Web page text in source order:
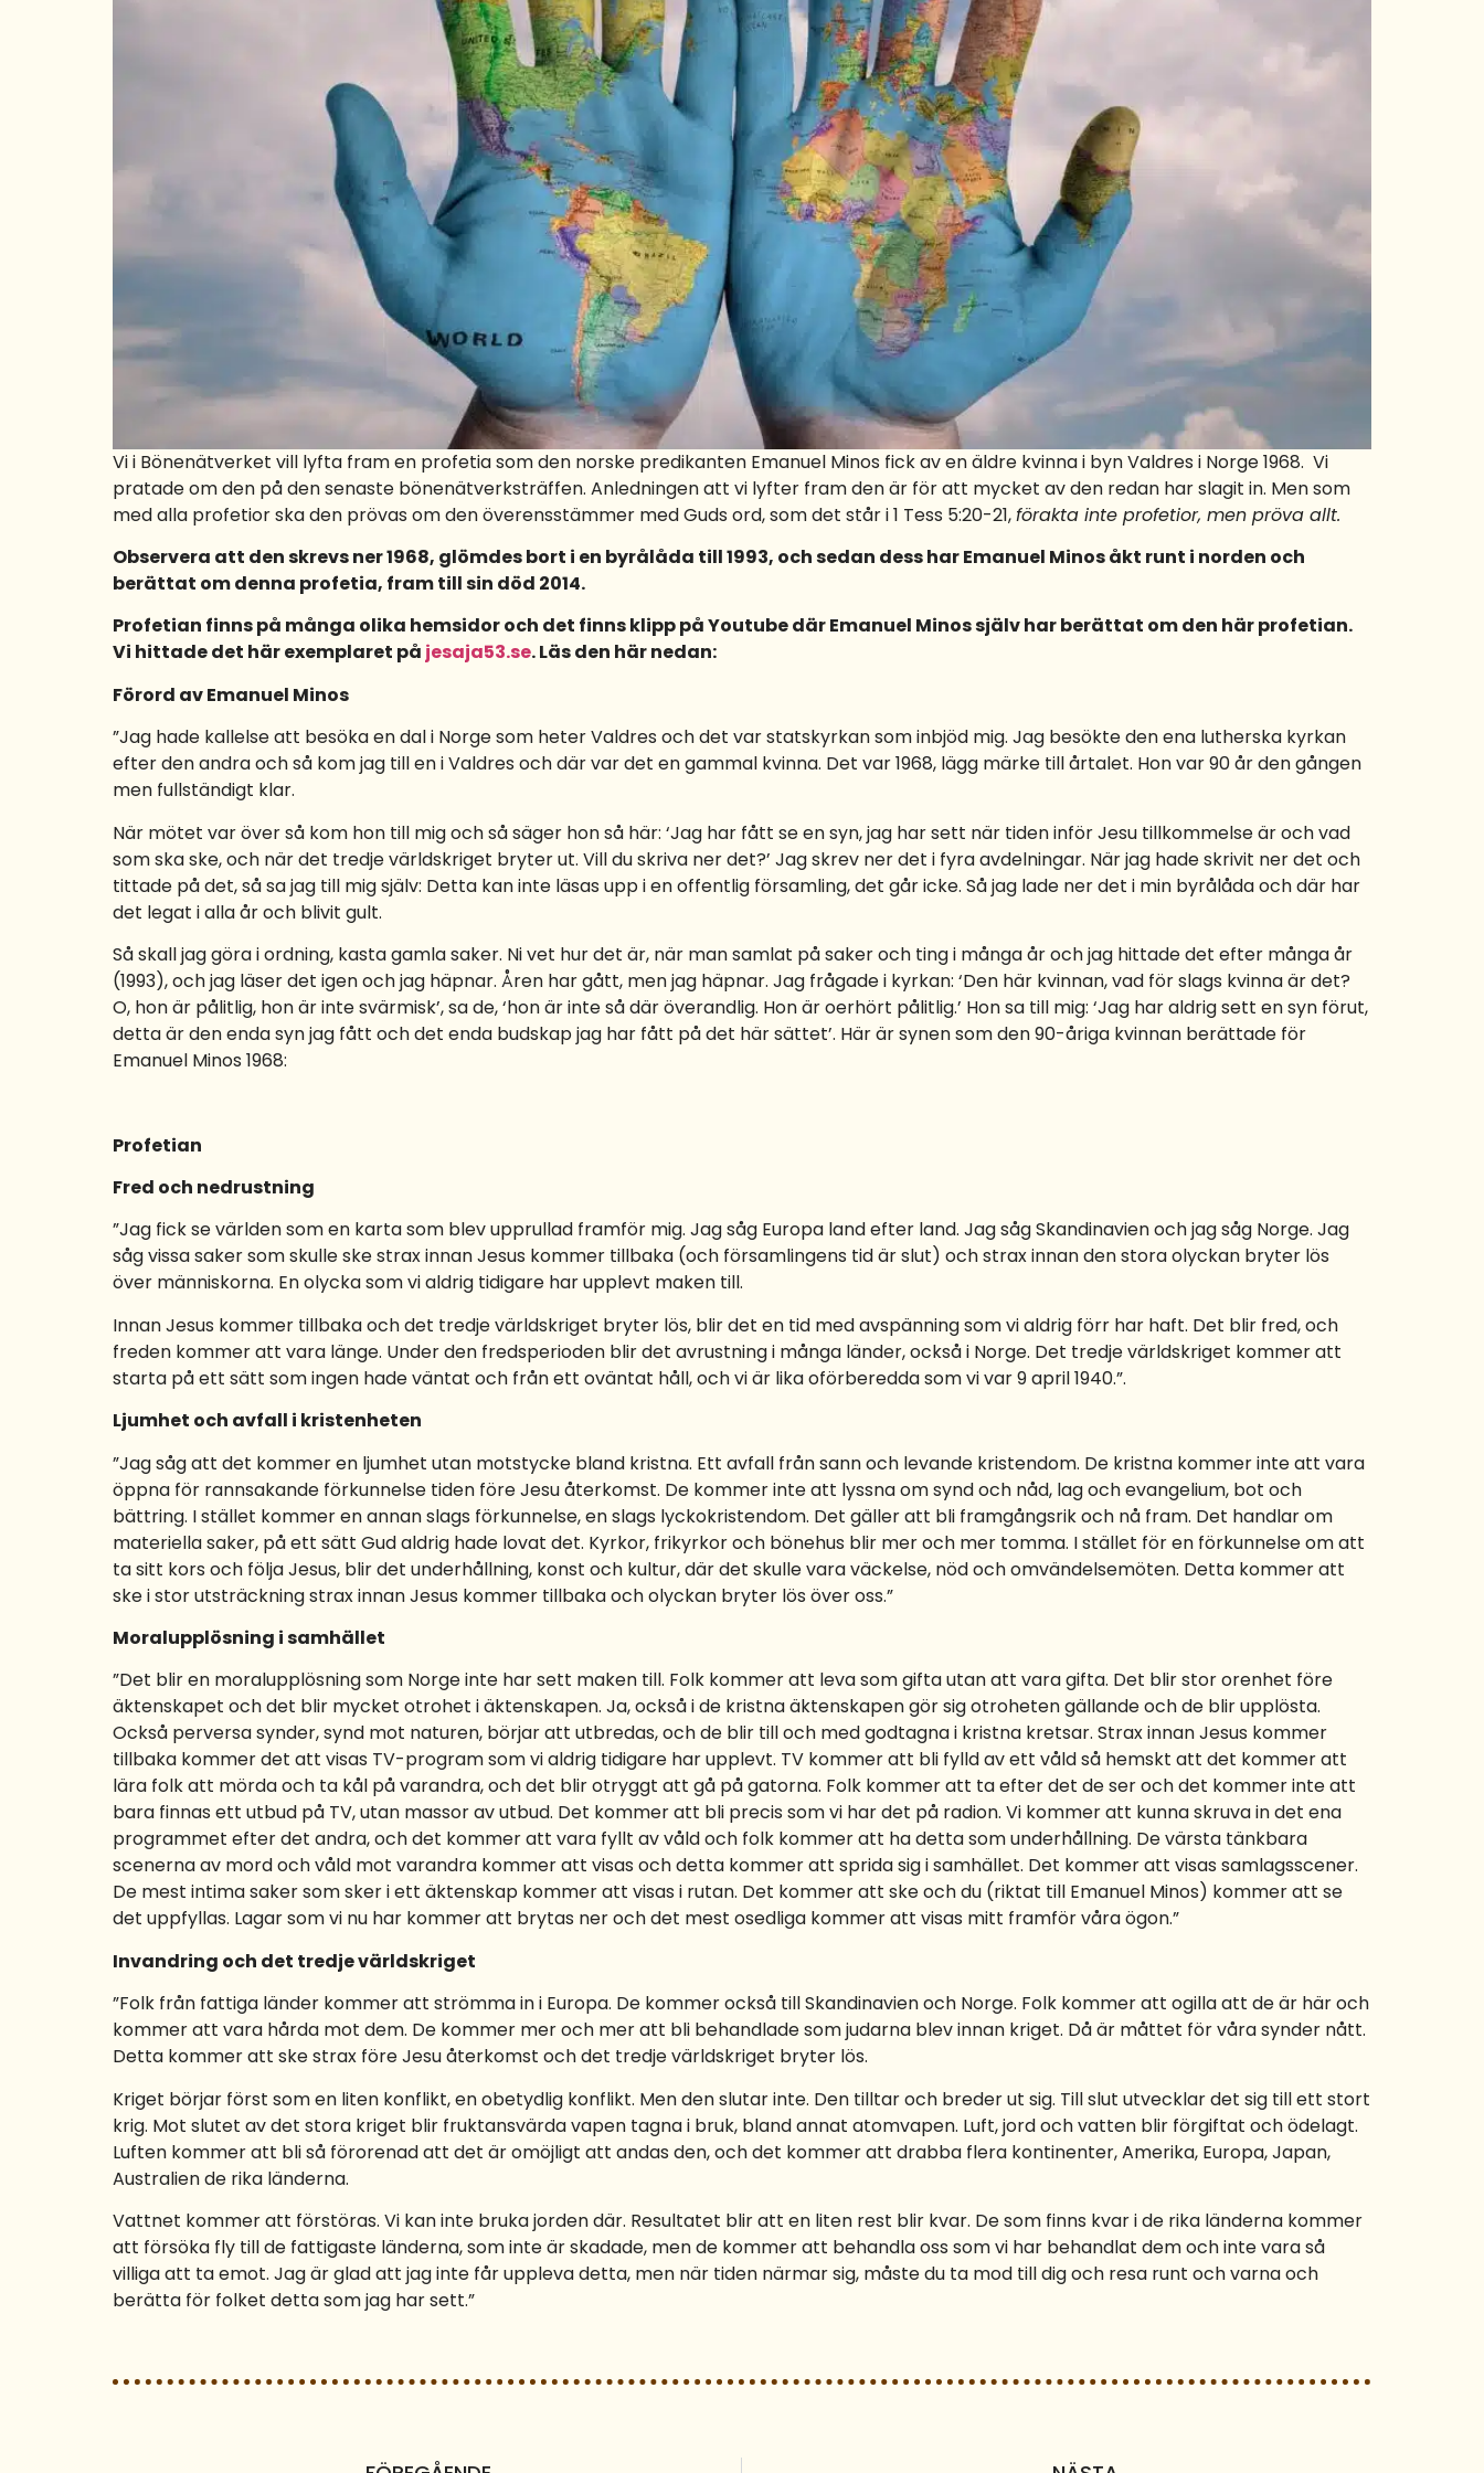
Vi i Bönenätverket vill lyfta fram en profetia som den norske predikanten Emanuel Minos fick av en äldre kvinna i byn Valdres i Norge 1968. Vi
pratade om den på den senaste bönenätverksträffen. Anledningen att vi lyfter fram den är för att mycket av den redan har slagit in. Men som
med alla profetior ska den prövas om den överensstämmer med Guds ord, som det står i 1 Tess 5:20-21,förakta inte profetior, men pröva allt.
Observera att den skrevs ner 1968, glömdes bort i en byrålåda till 1993, och sedan dess har Emanuel Minos åkt runt i norden och
berättat om denna profetia, fram till sin död 2014.
Profetian finns på många olika hemsidor och det finns klipp på Youtube där Emanuel Minos själv har berättat om den här profetian.
Vi hittade det här exemplaret på jesaja53.se. Läs den här nedan:
Förord av Emanuel Minos
”Jag hade kallelse att besöka en dal i Norge som heter Valdres och det var statskyrkan som inbjöd mig. Jag besökte den ena lutherska kyrkan
efter den andra och så kom jag till en i Valdres och där var det en gammal kvinna. Det var 1968, lägg märke till årtalet. Hon var 90 år den gången
men fullständigt klar.
När mötet var över så kom hon till mig och så säger hon så här: ‘Jag har fått se en syn, jag har sett när tiden inför Jesu tillkommelse är och vad
som ska ske, och när det tredje världskriget bryter ut. Vill du skriva ner det?’ Jag skrev ner det i fyra avdelningar. När jag hade skrivit ner det och
tittade på det, så sa jag till mig själv: Detta kan inte läsas upp i en offentlig församling, det går icke. Så jag lade ner det i min byrålåda och där har
det legat i alla år och blivit gult.
Så skall jag göra i ordning, kasta gamla saker. Ni vet hur det är, när man samlat på saker och ting i många år och jag hittade det efter många år
(1993), och jag läser det igen och jag häpnar. Åren har gått, men jag häpnar. Jag frågade i kyrkan: ‘Den här kvinnan, vad för slags kvinna är det?
O, hon är pålitlig, hon är inte svärmisk’, sa de, ‘hon är inte så där överandlig. Hon är oerhört pålitlig.’ Hon sa till mig: ‘Jag har aldrig sett en syn förut,
detta är den enda syn jag fått och det enda budskap jag har fått på det här sättet’. Här är synen som den 90-åriga kvinnan berättade för
Emanuel Minos 1968:
Profetian
Fred och nedrustning
”Jag fick se världen som en karta som blev upprullad framför mig. Jag såg Europa land efter land. Jag såg Skandinavien och jag såg Norge. Jag
såg vissa saker som skulle ske strax innan Jesus kommer tillbaka (och församlingens tid är slut) och strax innan den stora olyckan bryter lös
över människorna. En olycka som vi aldrig tidigare har upplevt maken till.
Innan Jesus kommer tillbaka och det tredje världskriget bryter lös, blir det en tid med avspänning som vi aldrig förr har haft. Det blir fred, och
freden kommer att vara länge. Under den fredsperioden blir det avrustning i många länder, också i Norge. Det tredje världskriget kommer att
starta på ett sätt som ingen hade väntat och från ett oväntat håll, och vi är lika oförberedda som vi var 9 april 1940.”.
Ljumhet och avfall i kristenheten
”Jag såg att det kommer en ljumhet utan motstycke bland kristna. Ett avfall från sann och levande kristendom. De kristna kommer inte att vara
öppna för rannsakande förkunnelse tiden före Jesu återkomst. De kommer inte att lyssna om synd och nåd, lag och evangelium, bot och
bättring. I stället kommer en annan slags förkunnelse, en slags lyckokristendom. Det gäller att bli framgångsrik och nå fram. Det handlar om
materiella saker, på ett sätt Gud aldrig hade lovat det. Kyrkor, frikyrkor och bönehus blir mer och mer tomma. I stället för en förkunnelse om att
ta sitt kors och följa Jesus, blir det underhållning, konst och kultur, där det skulle vara väckelse, nöd och omvändelsemöten. Detta kommer att
ske i stor utsträckning strax innan Jesus kommer tillbaka och olyckan bryter lös över oss.”
Moralupplösning i samhället
”Det blir en moralupplösning som Norge inte har sett maken till. Folk kommer att leva som gifta utan att vara gifta. Det blir stor orenhet före
äktenskapet och det blir mycket otrohet i äktenskapen. Ja, också i de kristna äktenskapen gör sig otroheten gällande och de blir upplösta.
Också perversa synder, synd mot naturen, börjar att utbredas, och de blir till och med godtagna i kristna kretsar. Strax innan Jesus kommer
tillbaka kommer det att visas TV-program som vi aldrig tidigare har upplevt. TV kommer att bli fylld av ett våld så hemskt att det kommer att
lära folk att mörda och ta kål på varandra, och det blir otryggt att gå på gatorna. Folk kommer att ta efter det de ser och det kommer inte att
bara finnas ett utbud på TV, utan massor av utbud. Det kommer att bli precis som vi har det på radion. Vi kommer att kunna skruva in det ena
programmet efter det andra, och det kommer att vara fyllt av våld och folk kommer att ha detta som underhållning. De värsta tänkbara
scenerna av mord och våld mot varandra kommer att visas och detta kommer att sprida sig i samhället. Det kommer att visas samlagsscener.
De mest intima saker som sker i ett äktenskap kommer att visas i rutan. Det kommer att ske och du (riktat till Emanuel Minos) kommer att se
det uppfyllas. Lagar som vi nu har kommer att brytas ner och det mest osedliga kommer att visas mitt framför våra ögon.”
Invandring och det tredje världskriget
”Folk från fattiga länder kommer att strömma in i Europa. De kommer också till Skandinavien och Norge. Folk kommer att ogilla att de är här och
kommer att vara hårda mot dem. De kommer mer och mer att bli behandlade som judarna blev innan kriget. Då är måttet för våra synder nått.
Detta kommer att ske strax före Jesu återkomst och det tredje världskriget bryter lös.
Kriget börjar först som en liten konflikt, en obetydlig konflikt. Men den slutar inte. Den tilltar och breder ut sig. Till slut utvecklar det sig till ett stort
krig. Mot slutet av det stora kriget blir fruktansvärda vapen tagna i bruk, bland annat atomvapen. Luft, jord och vatten blir förgiftat och ödelagt.
Luften kommer att bli så förorenad att det är omöjligt att andas den, och det kommer att drabba flera kontinenter, Amerika, Europa, Japan,
Australien de rika länderna.
Vattnet kommer att förstöras. Vi kan inte bruka jorden där. Resultatet blir att en liten rest blir kvar. De som finns kvar i de rika länderna kommer
att försöka fly till de fattigaste länderna, som inte är skadade, men de kommer att behandla oss som vi har behandlat dem och inte vara så
villiga att ta emot. Jag är glad att jag inte får uppleva detta, men när tiden närmar sig, måste du ta mod till dig och resa runt och varna och
berätta för folket detta som jag har sett.”